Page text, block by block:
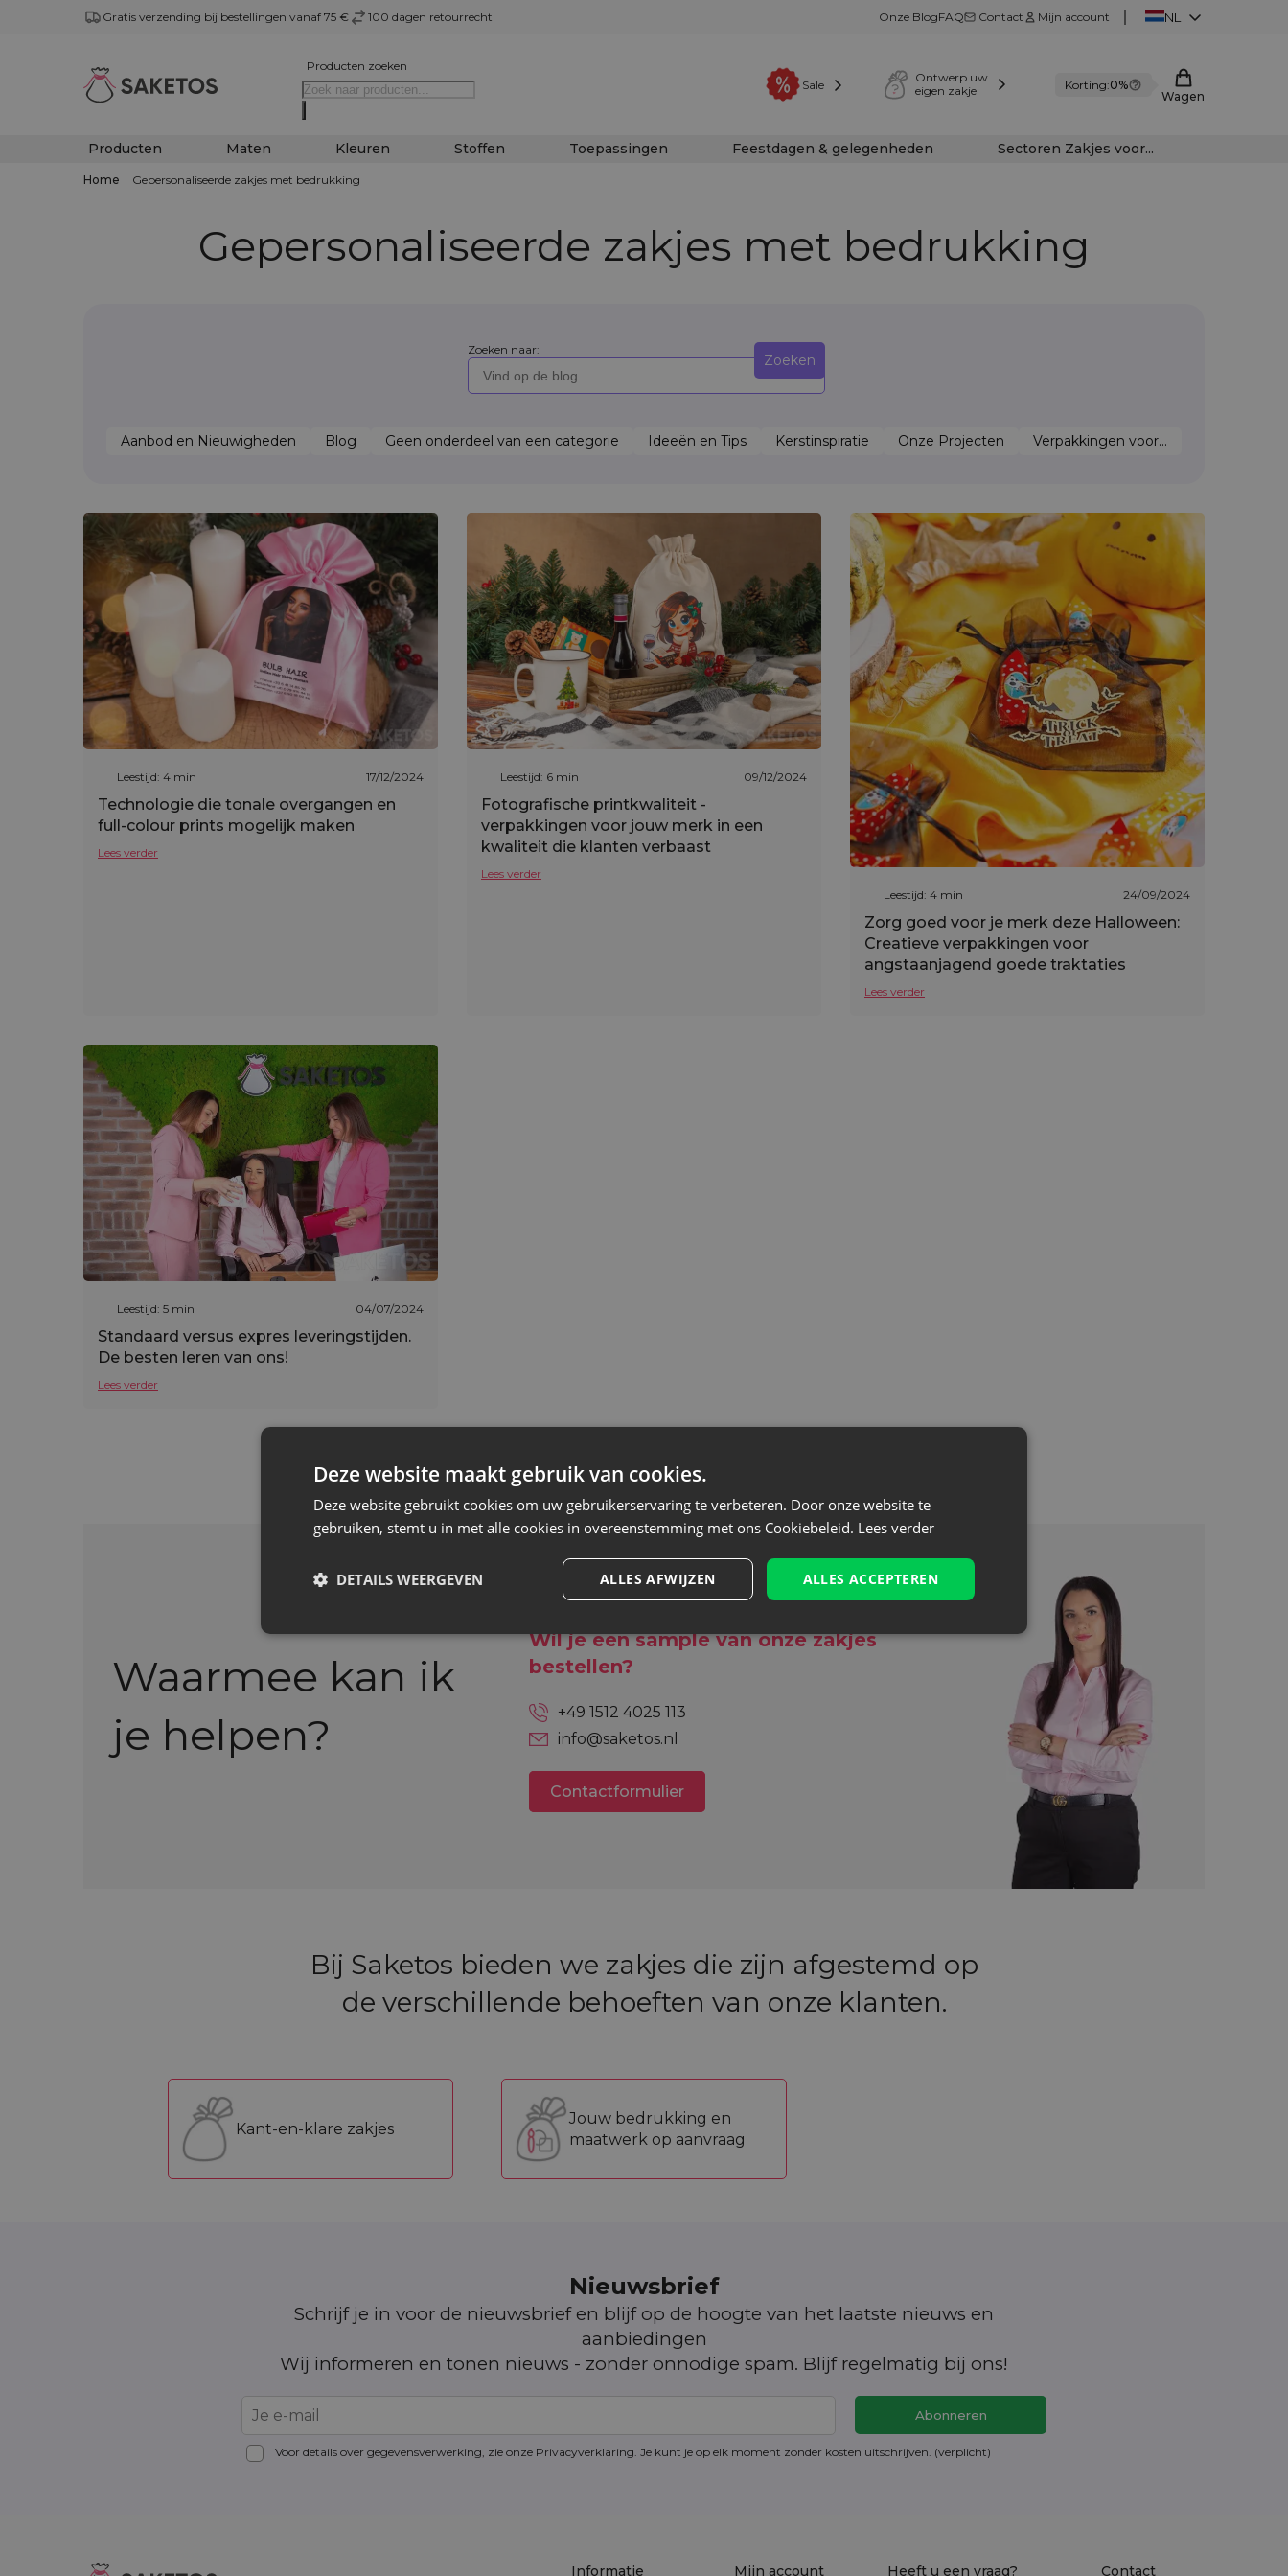
Gratis verzending bij bestellingen vanaf 75 € 100 dagen retourrecht Onze BlogFAQ Contact Mijn account NL
Producten zoeken
Sale
Ontwerp uw
eigen zakje
Korting:0%
Wagen
Producten Maten Kleuren Stoffen Toepassingen Feestdagen & gelegenheden Sectoren Zakjes voor...
Home | Gepersonaliseerde zakjes met bedrukking
Gepersonaliseerde zakjes met bedrukking
Zoeken naar:
Zoeken
Aanbod en Nieuwigheden Blog Geen onderdeel van een categorie Ideeën en Tips Kerstinspiratie Onze Projecten Verpakkingen voor...
Leestijd: 4 min 17/12/2024
Technologie die tonale overgangen en
full-colour prints mogelijk maken
Lees verder
Leestijd: 6 min 09/12/2024
Fotografische printkwaliteit -
verpakkingen voor jouw merk in een
kwaliteit die klanten verbaast
Lees verder
Leestijd: 4 min
24/09/2024
Zorg goed voor je merk deze Halloween:
Creatieve verpakkingen voor
angstaanjagend goede traktaties
Lees verder
Leestijd: 5 min 04/07/2024
Standaard versus expres leveringstijden.
De besten leren van ons!
Lees verder
Waarmee kan ik
je helpen?
Wil je een sample van onze zakjes
bestellen?
+49 1512 4025 113
info@saketos.nl
Contactformulier
Bij Saketos bieden we zakjes die zijn afgestemd op
de verschillende behoeften van onze klanten.
Kant-en-klare zakjes
Jouw bedrukking en
maatwerk op aanvraag
Nieuwsbrief
Schrijf je in voor de nieuwsbrief en blijf op de hoogte van het laatste nieuws en
aanbiedingen
Wij informeren en tonen nieuws - zonder onnodige spam. Blijf regelmatig bij ons!
Voor details over gegevensverwerking, zie onze Privacyverklaring. Je kunt je op elk moment zonder kosten uitschrijven . (verplicht)
Informatie
Mijn account
Heeft u een vraag?
Contact
Deze website maakt gebruik van cookies.
Deze website gebruikt cookies om uw gebruikerservaring te verbeteren. Door onze website te
gebruiken, stemt u in met alle cookies in overeenstemming met ons Cookiebeleid. Lees verder
ALLES ACCEPTEREN
ALLES AFWIJZEN
DETAILS WEERGEVEN